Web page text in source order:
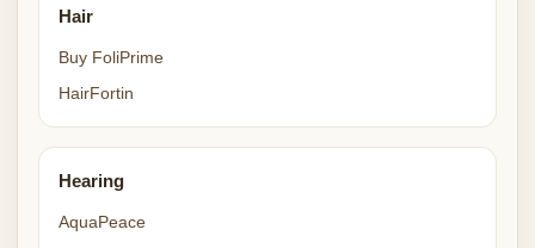
Hair
Buy FoliPrime
HairFortin
Hearing
AquaPeace